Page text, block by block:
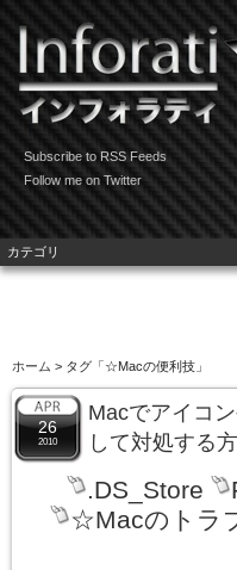
Subscribe to RSS Feeds
Follow me on Twitter
ホーム > タグ「☆Macの便利技」
26
2010
Macでアイコ
して対処する
.DS_Store
☆Macのトラ
カテゴリ